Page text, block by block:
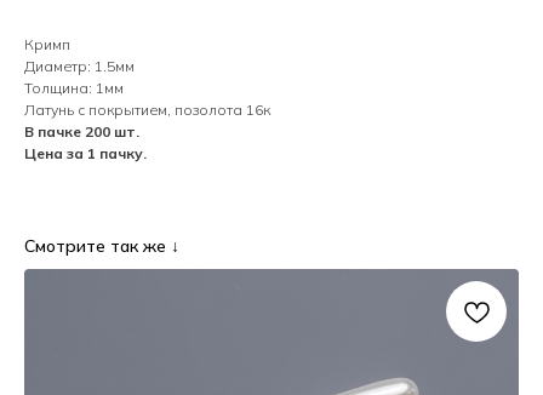
Кримп
Диаметр: 1.5мм
Толщина: 1мм
Латунь с покрытием, позолота 16к
В пачке 200 шт.
Цена за 1 пачку.
Смотрите так же ↓